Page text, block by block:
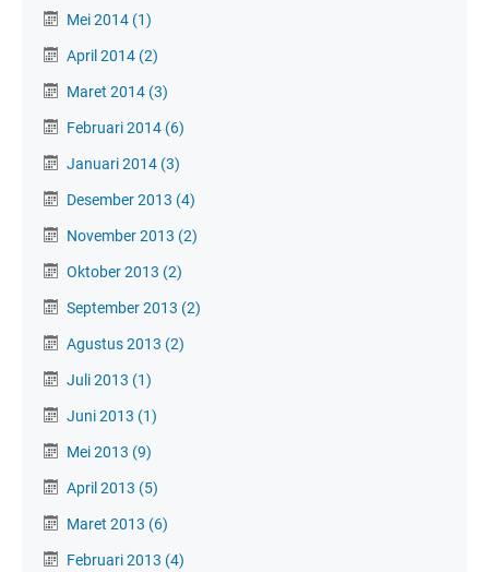
Mei 2014 (1)
April 2014 (2)
Maret 2014 (3)
Februari 2014 (6)
Januari 2014 (3)
Desember 2013 (4)
November 2013 (2)
Oktober 2013 (2)
September 2013 (2)
Agustus 2013 (2)
Juli 2013 (1)
Juni 2013 (1)
Mei 2013 (9)
April 2013 (5)
Maret 2013 (6)
Februari 2013 (4)